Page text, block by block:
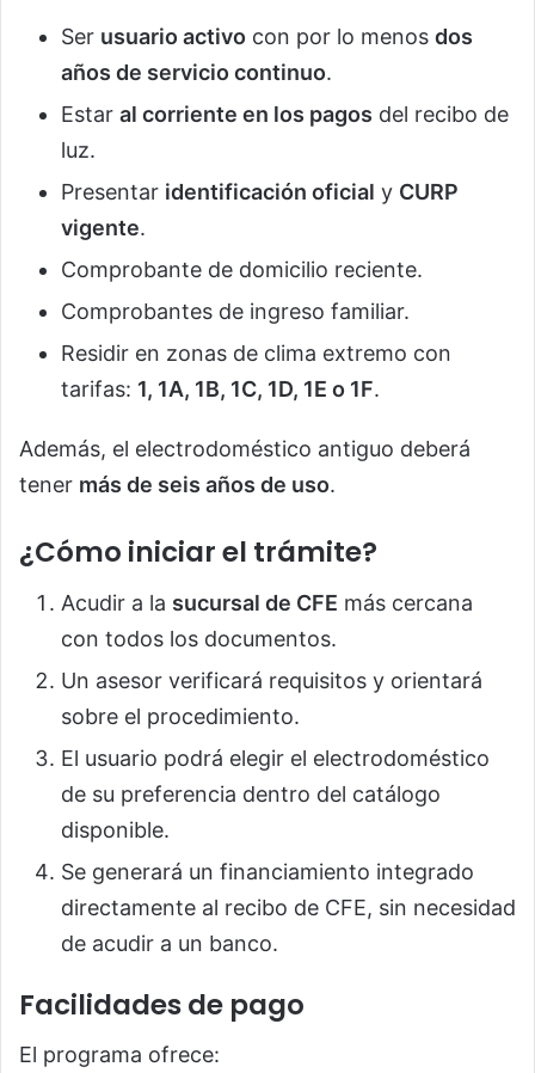
Ser usuario activo con por lo menos dos
años de servicio continuo.
Estar al corriente en los pagos del recibo de
luz.
Presentar identificación oficial y CURP
vigente.
Comprobante de domicilio reciente.
Comprobantes de ingreso familiar.
Residir en zonas de clima extremo con
tarifas: 1, 1A, 1B, 1C, 1D, 1E o 1F.
Además, el electrodoméstico antiguo deberá
tener más de seis años de uso.
¿Cómo iniciar el trámite?
Acudir a la sucursal de CFE más cercana
con todos los documentos.
Un asesor verificará requisitos y orientará
sobre el procedimiento.
El usuario podrá elegir el electrodoméstico
de su preferencia dentro del catálogo
disponible.
Se generará un financiamiento integrado
directamente al recibo de CFE, sin necesidad
de acudir a un banco.
Facilidades de pago
El programa ofrece: